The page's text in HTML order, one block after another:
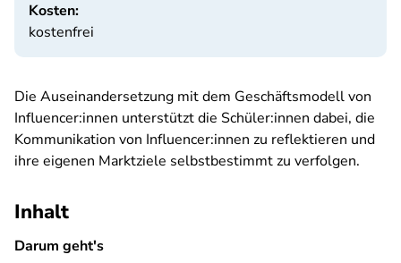
Kosten:
kostenfrei
Die Auseinandersetzung mit dem Geschäftsmodell von
Influencer:innen unterstützt die Schüler:innen dabei, die
Kommunikation von Influencer:innen zu reflektieren und
ihre eigenen Marktziele selbstbestimmt zu verfolgen.
Inhalt
Darum geht's